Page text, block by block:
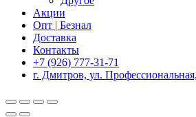
Акции
Опт | Безнал
Доставка
Контакты
+7 (926) 777-31-71
г. Дмитров, ул.